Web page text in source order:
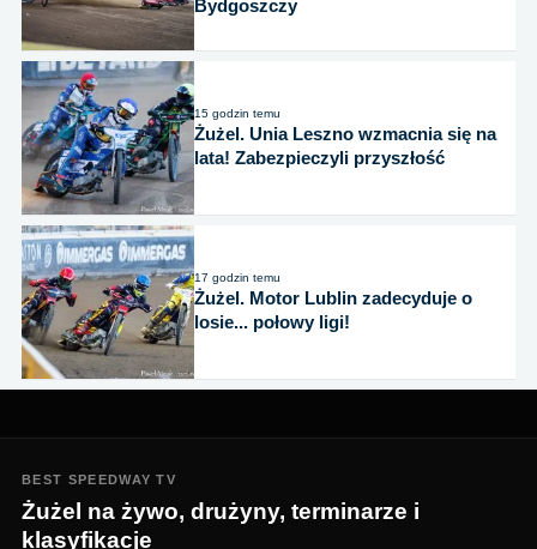
Bydgoszczy
15 godzin temu
Żużel. Unia Leszno wzmacnia się na
lata! Zabezpieczyli przyszłość
17 godzin temu
Żużel. Motor Lublin zadecyduje o
losie... połowy ligi!
BEST SPEEDWAY TV
Żużel na żywo, drużyny, terminarze i
klasyfikacje